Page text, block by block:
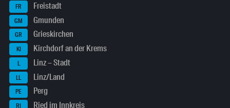
FR Freistadt
GM Gmunden
GR Grieskirchen
KI Kirchdorf an der Krems
L Linz – Stadt
LL Linz/Land
PE Perg
RI Ried im Innkreis